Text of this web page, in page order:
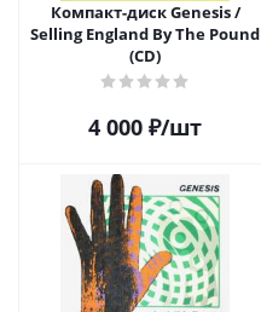
Компакт-диск Genesis /
Selling England By The Pound
(CD)
4 000 ₽/шт